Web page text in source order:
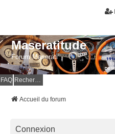
Maseratitude
Forum Maserati
FAQ
Accueil du forum
Connexion